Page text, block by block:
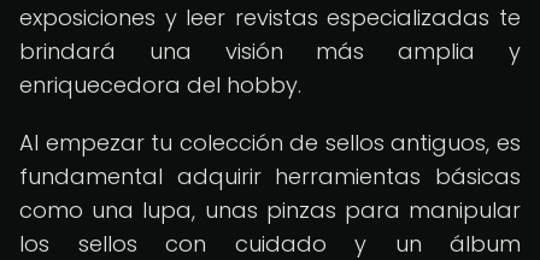
exposiciones y leer revistas especializadas te
brindará una visión más amplia y
enriquecedora del hobby.
Al empezar tu colección de sellos antiguos, es
fundamental adquirir herramientas básicas
como una lupa, unas pinzas para manipular
los sellos con cuidado y un álbum